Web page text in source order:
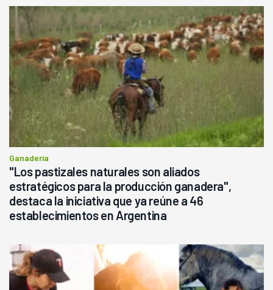
Ganadería
"Los pastizales naturales son aliados
estratégicos para la producción ganadera",
destaca la iniciativa que ya reúne a 46
establecimientos en Argentina